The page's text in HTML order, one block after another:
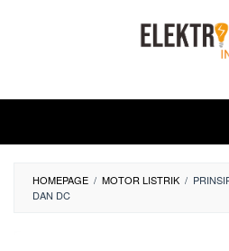
HOMEPAGE / MOTOR LISTRIK /
DAN DC